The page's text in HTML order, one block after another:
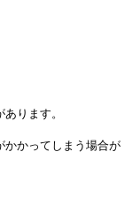
ります。
かかってしまう場合が